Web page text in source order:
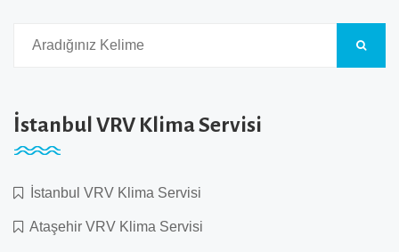
İstanbul VRV Klima Servisi
İstanbul VRV Klima Servisi
Ataşehir VRV Klima Servisi